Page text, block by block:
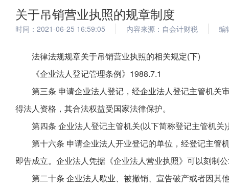
关于吊销营业执照的规章制度
时间：2021-06-25 16:59:05 内容来源：自会计财税 编
法律法规规章关于吊销营业执照的相关规定(下)
《企业法人登记管理条例》1988.7.1
第三条 申请企业法人登记，经企业法人登记主管机关
得法人资格，其合法权益受国家法律保护。
第四条 企业法人登记主管机关(以下简称登记主管机
第十六条 申请企业法人开业登记的单位，经登记主管
即告成立。企业法人凭据《企业法人营业执照》可以刻制
第二十条 企业法人歇业、被撤销、宣告破产或者因其